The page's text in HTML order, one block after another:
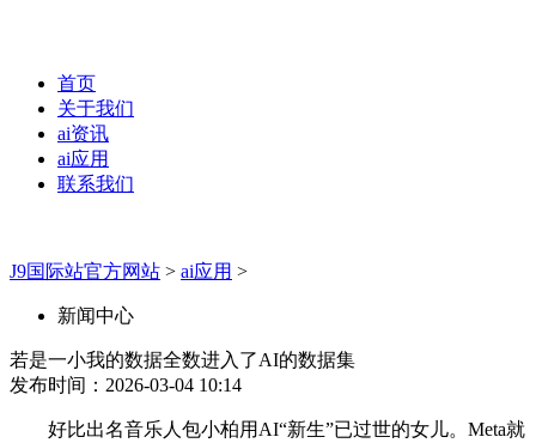
首页
关于我们
ai资讯
ai应用
联系我们
J9国际站官方网站 > ai应用 >
新闻中心
若是一小我的数据全数进入了AI的数据集
发布时间：2026-03-04 10:14
好比出名音乐人包小柏用AI“新生”已过世的女儿。Meta就